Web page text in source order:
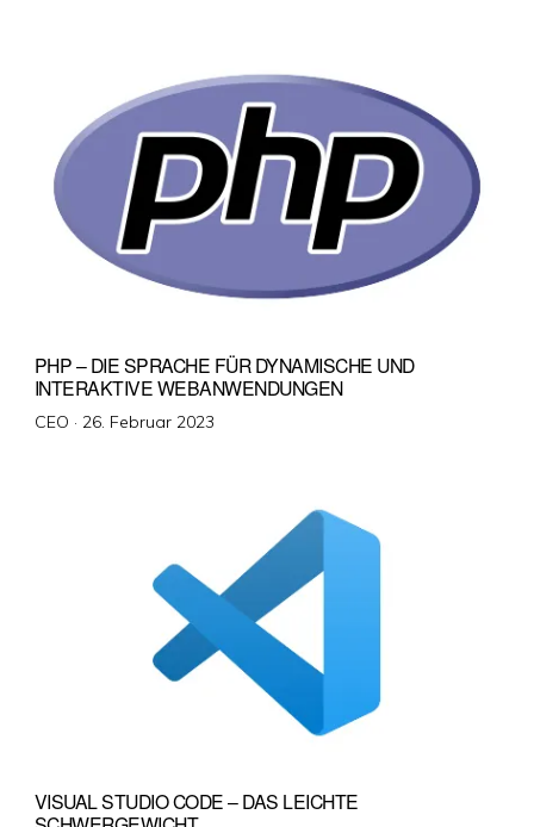
PHP – DIE SPRACHE FÜR DYNAMISCHE UND
INTERAKTIVE WEBANWENDUNGEN
CEO · Veröffentlicht
26. Februar 2023
VISUAL STUDIO CODE – DAS LEICHTE